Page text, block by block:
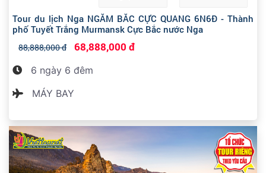
Tour du lịch Nga NGẮM BẮC CỰC QUANG 6N6Đ - Thành
phố Tuyết Trắng Murmansk Cực Bắc nước Nga
88,888,000 đ 68,888,000 đ
6 ngày 6 đêm
MÁY BAY